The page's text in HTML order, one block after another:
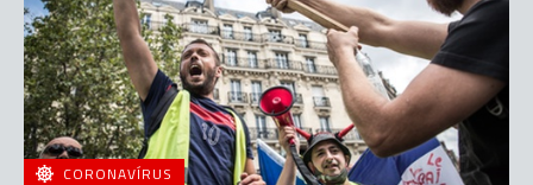
CORONAVÍRUS